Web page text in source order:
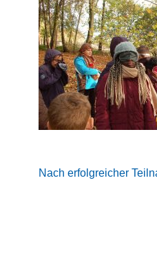
Nach erfolgreicher